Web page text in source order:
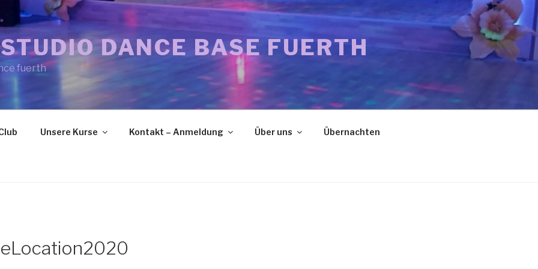
DANCE BASE FUERTH
fuerth
Unsere Kurse Kontakt – Anmeldung Über uns Übernachten